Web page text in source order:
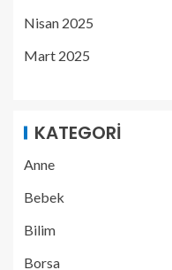
Nisan 2025
Mart 2025
KATEGORI
Anne
Bebek
Bilim
Borsa